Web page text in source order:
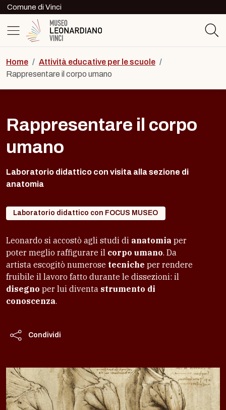
Skip to content
Comune di Vinci
Home / Attività educative per le scuole /
Rappresentare il corpo umano
Rappresentare il corpo
umano
Laboratorio didattico con visita alla sezione di
anatomia
Laboratorio didattico con FOCUS MUSEO
Leonardo si accostò agli studi di anatomia per
poter meglio raffigurare il corpo umano. Da
artista escogitò numerose tecniche per rendere
fruibile il lavoro fatto durante le dissezioni: il
disegno per lui diventa strumento di
conoscenza.
Condividi